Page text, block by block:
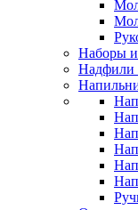
Наборы
Надфили